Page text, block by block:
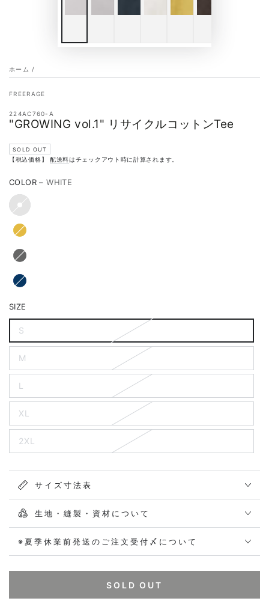
ホーム /
FREERAGE
224AC760-A
"GROWING vol.1" リサイクルコットンTee
SOLD OUT
【税込価格】 配送料はチェックアウト時に計算されます。
COLOR– WHITE
SIZE
S
M
L
XL
2XL
サイズ寸法表
生地・縫製・資材について
※夏季休業前発送のご注文受付〆について
SOLD OUT